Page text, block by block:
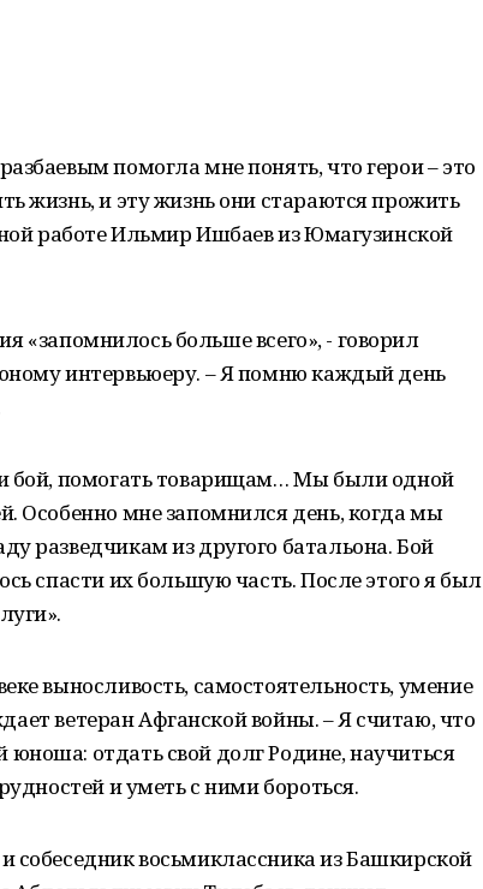
помогла мне понять, что герои – это
жизнь, и эту жизнь они стараются прожить
работе Ильмир Ишбаев из Юмагузинской
«запомнилось больше всего», - говорил
интервьюеру. – Я помню каждый день
бой, помогать товарищам… Мы были одной
Особенно мне запомнился день, когда мы
разведчикам из другого батальона. Бой
спасти их большую часть. После этого я был
выносливость, самостоятельность, умение
ветеран Афганской войны. – Я считаю, что
отдать свой долг Родине, научиться
и уметь с ними бороться.
собеседник восьмиклассника из Башкирской